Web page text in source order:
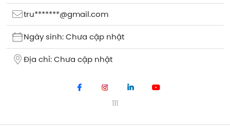
tru*******@gmail.com
Ngày sinh: Chưa cập nhật
Địa chỉ: Chưa cập nhật
111